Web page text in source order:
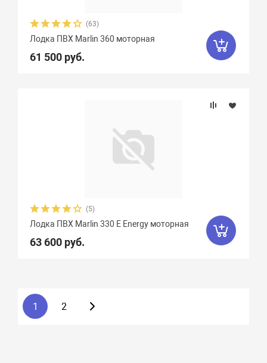
(63)
Лодка ПВХ Marlin 360 моторная
61 500 руб.
(5)
Лодка ПВХ Marlin 330 E Energy моторная
63 600 руб.
1 2